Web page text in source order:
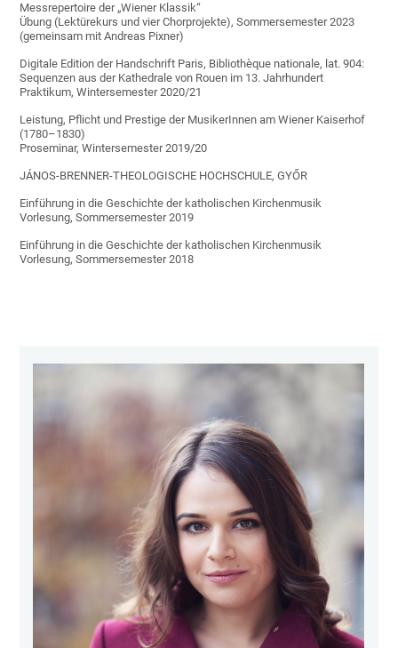
Messrepertoire der „Wiener Klassik“
Übung (Lektürekurs und vier Chorprojekte), Sommersemester 2023
(gemeinsam mit Andreas Pixner)
Digitale Edition der Handschrift Paris, Bibliothèque nationale, lat. 904:
Sequenzen aus der Kathedrale von Rouen im 13. Jahrhundert
Praktikum, Wintersemester 2020/21
Leistung, Pflicht und Prestige der MusikerInnen am Wiener Kaiserhof
(1780–1830)
Proseminar, Wintersemester 2019/20
JÁNOS-BRENNER-THEOLOGISCHE HOCHSCHULE, GYŐR
Einführung in die Geschichte der katholischen Kirchenmusik
Vorlesung, Sommersemester 2019
Einführung in die Geschichte der katholischen Kirchenmusik
Vorlesung, Sommersemester 2018